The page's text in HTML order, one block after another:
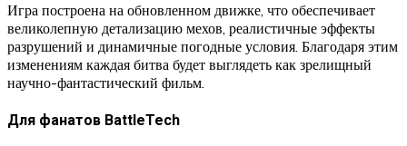
Игра построена на обновленном движке, что обеспечивает
великолепную детализацию мехов, реалистичные эффекты
разрушений и динамичные погодные условия. Благодаря этим
изменениям каждая битва будет выглядеть как зрелищный
научно-фантастический фильм.
Для фанатов BattleTech